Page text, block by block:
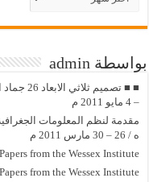
بواسطة admin
– 4 مايو 2011 م
ه / 26 – 30 مارس 2011 م
from the Wessex Institute
from the Wessex Institute‏